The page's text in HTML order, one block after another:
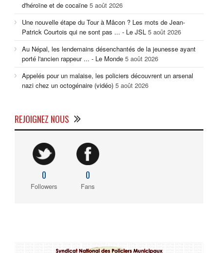
d'héroïne et de cocaïne 5 août 2026
Une nouvelle étape du Tour à Mâcon ? Les mots de Jean-
Patrick Courtois qui ne sont pas ... - Le JSL 5 août 2026
Au Népal, les lendemains désenchantés de la jeunesse ayant
porté l'ancien rappeur ... - Le Monde 5 août 2026
Appelés pour un malaise, les policiers découvrent un arsenal
nazi chez un octogénaire (vidéo) 5 août 2026
REJOIGNEZ NOUS
0
Followers
0
Fans